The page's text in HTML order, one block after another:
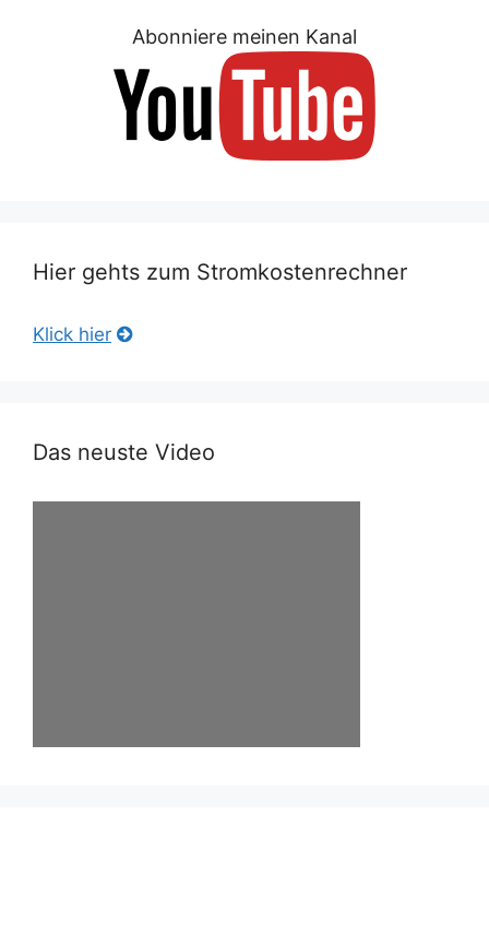
Abonniere meinen Kanal
Hier gehts zum Stromkostenrechner
Klick hier
Das neuste Video